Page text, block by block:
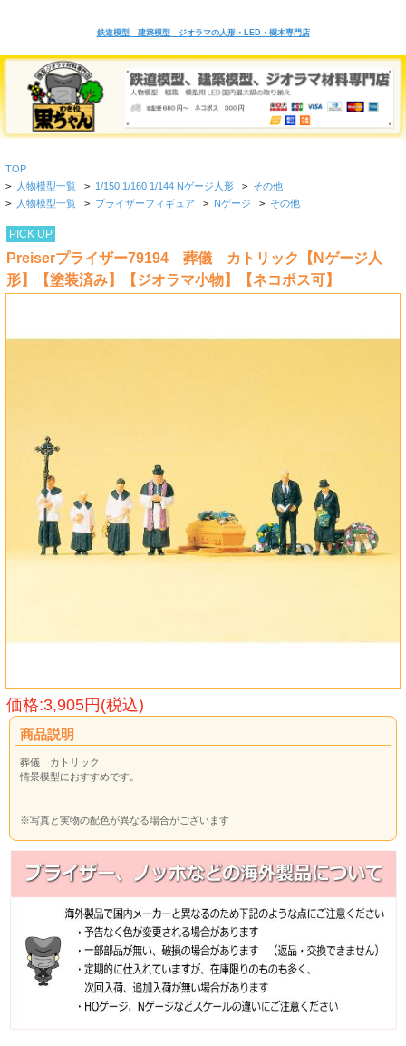
鉄道模型 建築模型 ジオラマの人形・LED・樹木専門店
TOP
> 人物模型一覧 > 1/150 1/160 1/144 Nゲージ人形 > その他
> 人物模型一覧 > プライザーフィギュア > Nゲージ > その他
PICK UP
Preiserプライザー79194 葬儀 カトリック【Nゲージ人
形】【塗装済み】【ジオラマ小物】【ネコポス可】
価格:3,905円(税込)
商品説明
葬儀 カトリック
情景模型におすすめです。
※写真と実物の配色が異なる場合がございます